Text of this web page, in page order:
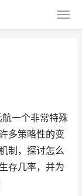
航一个非常特殊
多策略性的变
制，探讨怎么
存几率，并为